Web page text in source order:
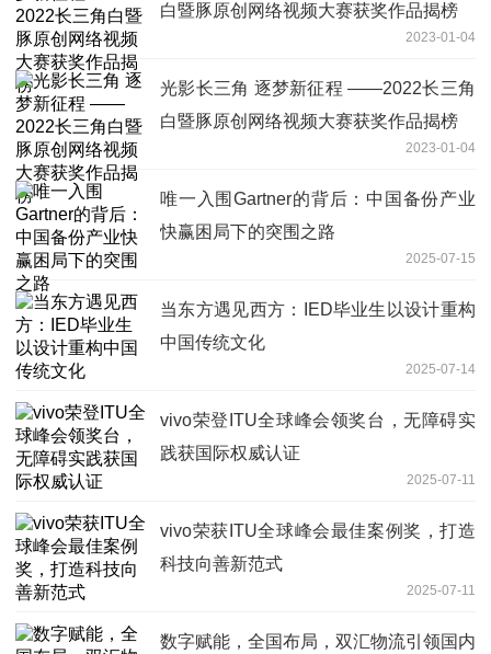
白暨豚原创网络视频大赛获奖作品揭榜
2023-01-04
光影长三角 逐梦新征程 ——2022长三角
白暨豚原创网络视频大赛获奖作品揭榜
2023-01-04
唯一入围Gartner的背后：中国备份产业
快赢困局下的突围之路
2025-07-15
当东方遇见西方：IED毕业生以设计重构
中国传统文化
2025-07-14
vivo荣登ITU全球峰会领奖台，无障碍实
践获国际权威认证
2025-07-11
vivo荣获ITU全球峰会最佳案例奖，打造
科技向善新范式
2025-07-11
数字赋能，全国布局，双汇物流引领国内